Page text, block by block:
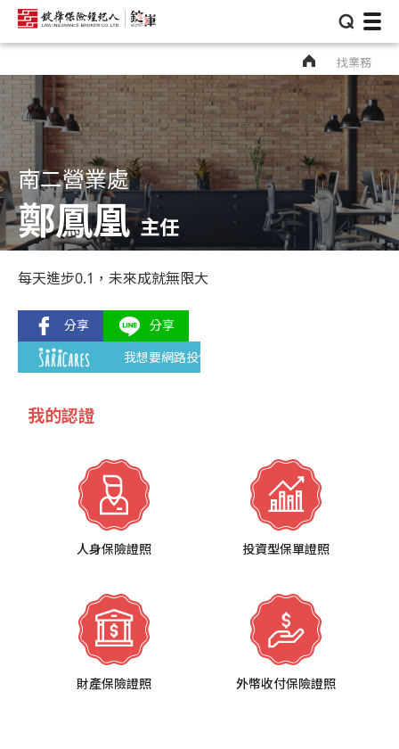
⌕
找業務
南二營業處
鄭鳳凰 主任
每天進步0.1，未來成就無限大
我想要網路投保
我的認證
人身保險證照 投資型保單證照
財產保險證照 外幣收付保險證照